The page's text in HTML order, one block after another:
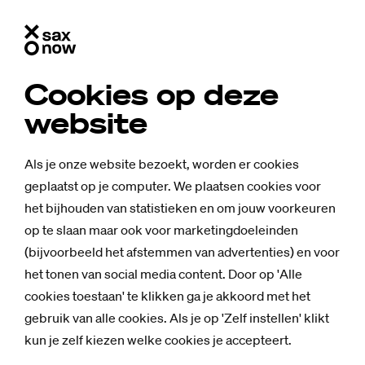
Cookies op deze
website
Als je onze website bezoekt, worden er cookies
geplaatst op je computer. We plaatsen cookies voor
het bijhouden van statistieken en om jouw voorkeuren
op te slaan maar ook voor marketingdoeleinden
(bijvoorbeeld het afstemmen van advertenties) en voor
het tonen van social media content. Door op 'Alle
cookies toestaan' te klikken ga je akkoord met het
gebruik van alle cookies. Als je op 'Zelf instellen' klikt
kun je zelf kiezen welke cookies je accepteert.